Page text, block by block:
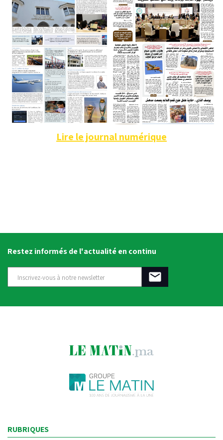
Lire le journal numérique
Restez informés de l'actualité en continu
RUBRIQUES